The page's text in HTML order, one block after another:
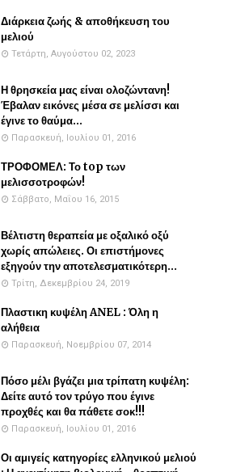
Διάρκεια ζωής & αποθήκευση του
μελιού
Τετάρτη, Αυγούστου 02, 2023
Η θρησκεία μας είναι ολοζώντανη!
Έβαλαν εικόνες μέσα σε μελίσσι και
έγινε το θαύμα...
Παρασκευή, Ιουλίου 01, 2016
ΤΡΟΦΟΜΕΛ: Το top των
μελισσοτροφών!
Σάββατο, Μαΐου 16, 2015
Βέλτιστη θεραπεία με οξαλικό οξύ
χωρίς απώλειες. Οι επιστήμονες
εξηγούν την αποτελεσματικότερη...
Τρίτη, Δεκεμβρίου 24, 2019
Πλαστικη κυψέλη ANEL : Όλη η
αλήθεια
Παρασκευή, Νοεμβρίου 07, 2014
Πόσο μέλι βγάζει μια τρίπατη κυψέλη:
Δείτε αυτό τον τρύγο που έγινε
προχθές και θα πάθετε σοκ!!!
Παρασκευή, Ιουλίου 01, 2016
Οι αμιγείς κατηγορίες ελληνικού μελιού